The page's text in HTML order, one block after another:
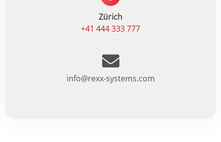
Zürich
+41 444 333 777
info@rexx-systems.com